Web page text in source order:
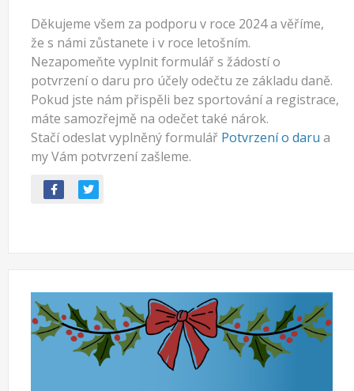
Děkujeme všem za podporu v roce 2024 a věříme,
že s námi zůstanete i v roce letošním.
Nezapomeňte vyplnit formulář s žádostí o
potvrzení o daru pro účely odečtu ze základu daně.
Pokud jste nám přispěli bez sportování a registrace,
máte samozřejmě na odečet také nárok.
Stačí odeslat vyplněný formulář Potvrzení o daru a
my Vám potvrzení zašleme.